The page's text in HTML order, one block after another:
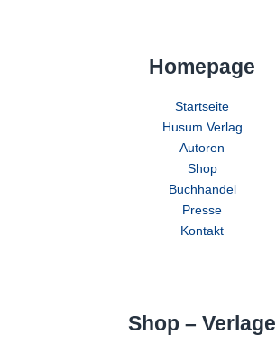
Homepage
Startseite
Husum Verlag
Autoren
Shop
Buchhandel
Presse
Kontakt
Shop – Verlage